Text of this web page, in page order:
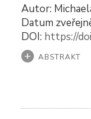
Autor:
Datum
DOI: https://
ABSTRAKT